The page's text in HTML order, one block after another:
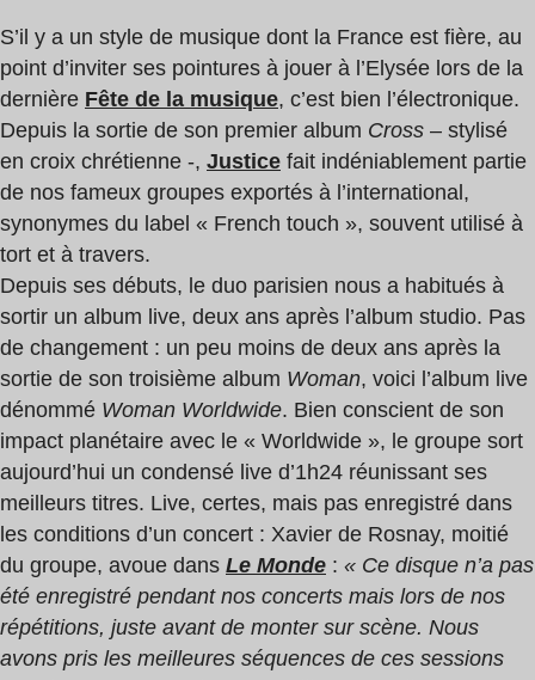
S’il y a un style de musique dont la France est fière, au
point d’inviter ses pointures à jouer à l’Elysée lors de la
dernière Fête de la musique, c’est bien l’électronique.
Depuis la sortie de son premier album Cross – stylisé
en croix chrétienne -, Justice fait indéniablement partie
de nos fameux groupes exportés à l’international,
synonymes du label « French touch », souvent utilisé à
tort et à travers.
Depuis ses débuts, le duo parisien nous a habitués à
sortir un album live, deux ans après l’album studio. Pas
de changement : un peu moins de deux ans après la
sortie de son troisième album Woman, voici l’album live
dénommé Woman Worldwide. Bien conscient de son
impact planétaire avec le « Worldwide », le groupe sort
aujourd’hui un condensé live d’1h24 réunissant ses
meilleurs titres. Live, certes, mais pas enregistré dans
les conditions d’un concert : Xavier de Rosnay, moitié
du groupe, avoue dans Le Monde : « Ce disque n’a pas
été enregistré pendant nos concerts mais lors de nos
répétitions, juste avant de monter sur scène. Nous
avons pris les meilleures séquences de ces sessions